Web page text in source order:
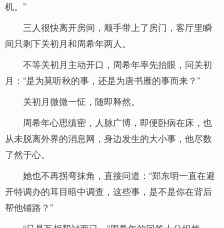
机。”
三人很快离开房间，顺手带上了房门，客厅里瞬
间只剩下关初月和周希年两人。
不等关初月主动开口，周希年率先抬眼，问关初
月：“是为莫听秋的事，还是为唐书雁的事而来？”
关初月微微一怔，随即释然。
周希年心思缜密，人脉广博，即便卧病在床，也
从未脱离外界的消息网，身边发生的大小事，他尽数
了然于心。
她也不再拐弯抹角，直接问道：“郑东明一直在避
开特调办的耳目暗中调查，这些事，是不是你在背后
帮他铺路？”